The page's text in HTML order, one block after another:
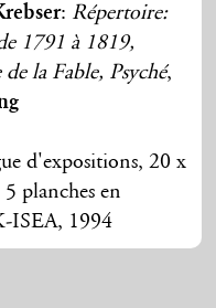
: Répertoire:
1791 à 1819,
la Fable, Psyché,
d'expositions, 20 x
planches en
ISEA, 1994